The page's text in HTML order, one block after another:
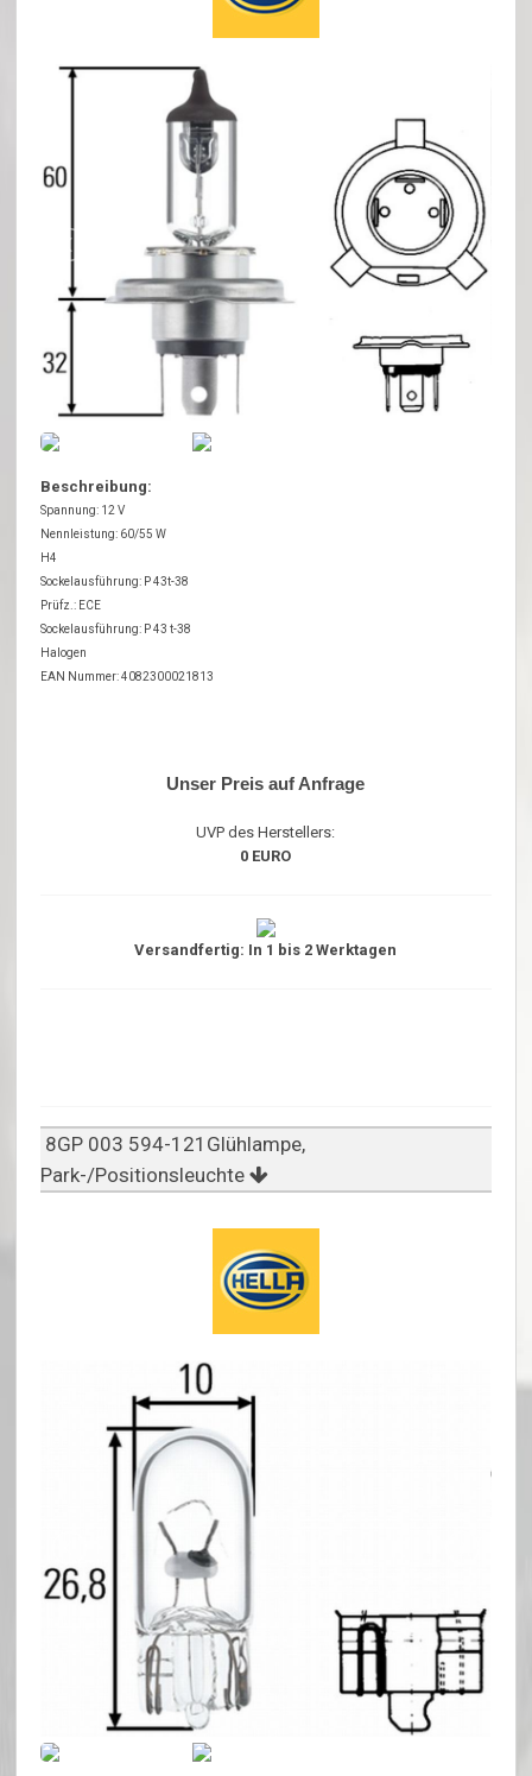
Beschreibung:
Spannung: 12 V
Nennleistung: 60/55 W
H4
Sockelausführung: P 43t-38
Prüfz.: ECE
Sockelausführung: P 43 t-38
Halogen
EAN Nummer: 4082300021813
Unser Preis auf Anfrage
UVP des Herstellers:
0 EURO
Versandfertig: In 1 bis 2 Werktagen
8GP 003 594-121Glühlampe,
Park-/Positionsleuchte